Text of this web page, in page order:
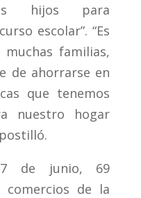
hijos para
escolar”. “Es
familias,
de ahorrarse en
que tenemos
nuestro hogar
de junio, 69
comercios de la